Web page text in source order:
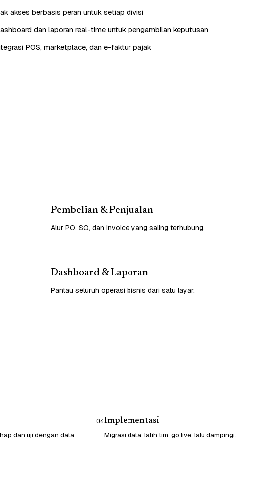
akses berbasis peran untuk setiap divisi
dan laporan real-time untuk pengambilan keputusan
POS, marketplace, dan e-faktur pajak
Pembelian & Penjualan
Alur PO, SO, dan invoice yang saling terhubung.
Dashboard & Laporan
Pantau seluruh operasi bisnis dari satu layar.
dan uji dengan data
04Implementasi
Migrasi data, latih tim, go live, lalu dampingi.